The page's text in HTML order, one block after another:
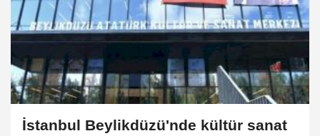
İstanbul Beylikdüzü'nde kültür sanat